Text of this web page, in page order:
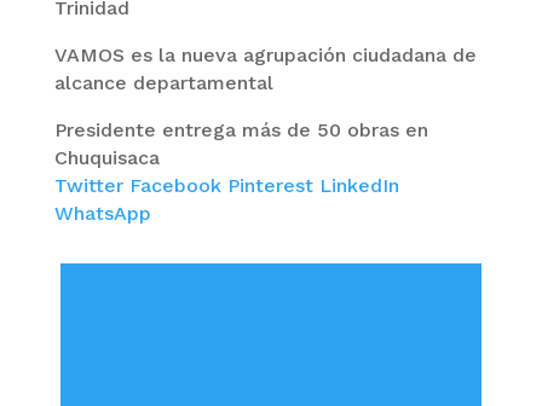
Trinidad
VAMOS es la nueva agrupación ciudadana de
alcance departamental
Presidente entrega más de 50 obras en
Chuquisaca
Twitter Facebook Pinterest LinkedIn
WhatsApp